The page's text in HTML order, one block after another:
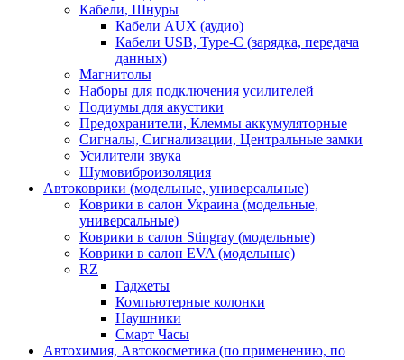
Кабели, Шнуры
Кабели AUX (аудио)
Кабели USB, Type-C (зарядка, передача
данных)
Магнитолы
Наборы для подключения усилителей
Подиумы для акустики
Предохранители, Клеммы аккумуляторные
Сигналы, Сигнализации, Центральные замки
Усилители звука
Шумовиброизоляция
Автоковрики (модельные, универсальные)
Коврики в салон Украина (модельные,
универсальные)
Коврики в салон Stingray (модельные)
Коврики в салон EVA (модельные)
RZ
Гаджеты
Компьютерные колонки
Наушники
Смарт Часы
Автохимия, Автокосметика (по применению, по